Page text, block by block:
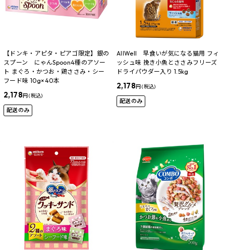
【ドンキ・アピタ・ピアゴ限定】銀の
スプーン にゃんSpoon4種のアソー
ト まぐろ・かつお・鶏ささみ・シー
フード味 10g×40本
2,178円 (税込)
配送のみ
AllWell 早食いが気になる猫用 フィ
ッシュ味 挽き小魚とささみフリーズ
ドライパウダー入り 1.5kg
2,178円 (税込)
配送のみ